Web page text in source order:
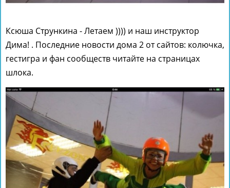
Ксюша Стрункина - Летаем )))) и наш инструктор
Дима! . Последние новости дома 2 от сайтов: колючка,
гестигра и фан сообществ читайте на страницах
шлока.